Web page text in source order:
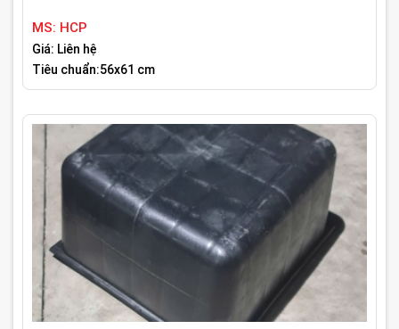
MS: HCP
Giá: Liên hệ
Tiêu chuẩn:56x61 cm